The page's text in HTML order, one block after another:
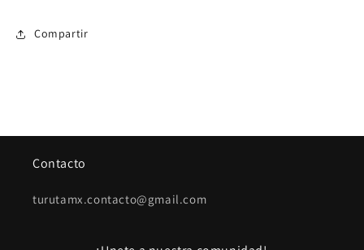
Compartir
Contacto
turutamx.contacto@gmail.com